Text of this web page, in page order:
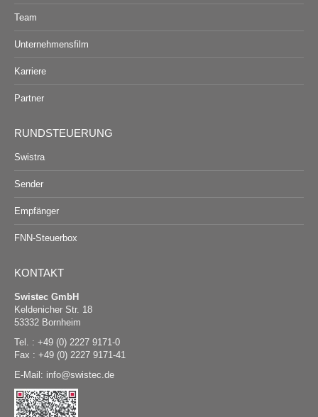
Team
Unternehmensfilm
Karriere
Partner
RUNDSTEUERUNG
Swistra
Sender
Empfänger
FNN-Steuerbox
KONTAKT
Swistec GmbH
Keldenicher Str. 18
53332 Bornheim
Tel. : +49 (0) 2227 9171-0
Fax : +49 (0) 2227 9171-41
E-Mail:
@swistec.de